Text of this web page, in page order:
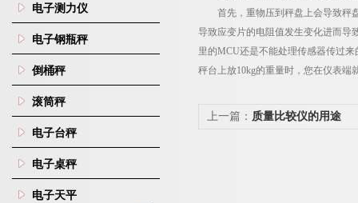
电子测力仪
电子钢瓶秤
倒桶秤
滚筒秤
电子台秤
电子桌秤
电子天平
首先，重物压到秤盘上会导致秤
导致应变片的电阻值发生变化进而导
里的MCU还是不能处理传感器传过来
秤台上放10kg的重量时，您在仪表端
上一篇： 质量比较仪的用途